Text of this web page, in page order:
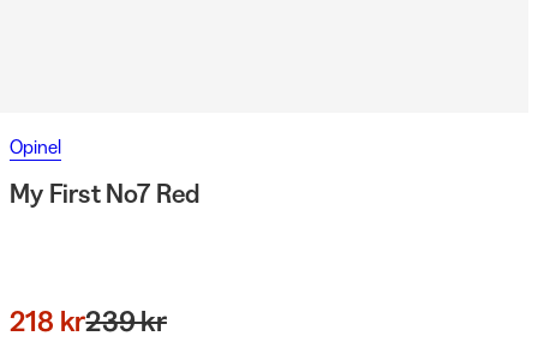
Opinel
My First No7 Red
218 kr239 kr